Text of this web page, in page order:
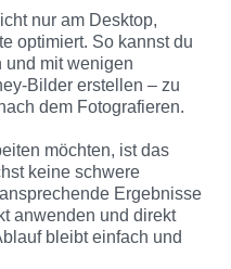
nur am Desktop,
optimiert. So kannst du
und mit wenigen
Bilder erstellen – zu
dem Fotografieren.
möchten, ist das
keine schwere
Ergebnisse
anwenden und direkt
bleibt einfach und